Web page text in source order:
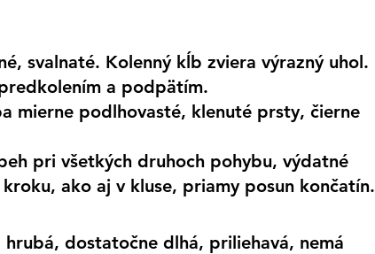
svalnaté. Kolenný kĺb zviera výrazný uhol.
a podpätím.
mierne podlhovasté, klenuté prsty, čierne
pri všetkých druhoch pohybu, výdatné
ako aj v kluse, priamy posun končatín.
dostatočne dlhá, priliehavá, nemá